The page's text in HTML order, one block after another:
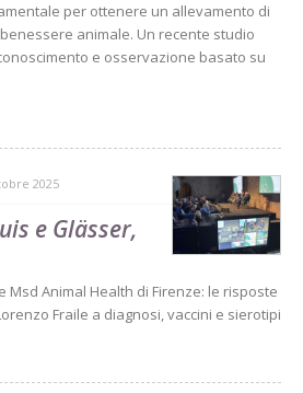
per ottenere un allevamento di
animale. Un recente studio
e osservazione basato su
2025
e Glässer,
Msd Animal Health di Firenze: le risposte
Fraile a diagnosi, vaccini e sierotipi